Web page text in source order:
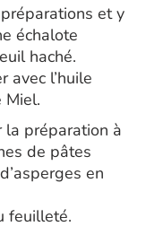
et y
échalote
haché.
avec l’huile
Miel.
la préparation à
de pâtes
en
feuilleté.